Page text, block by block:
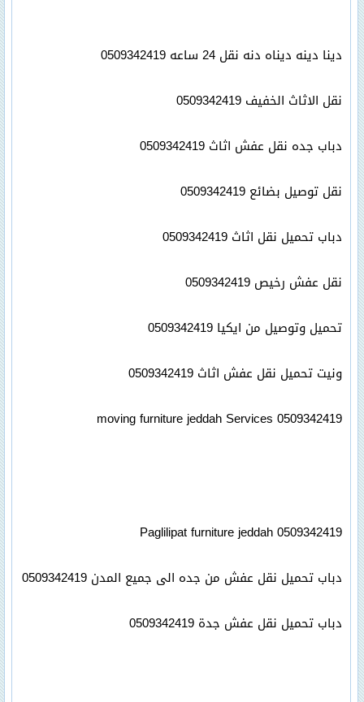
دينا دينه ديناه دنه نقل 24 ساعه 0509342419
نقل الاثاث الخفيف 0509342419
دباب جده نقل عفش اثاث 0509342419
نقل توصيل بضائع 0509342419
دباب تحميل نقل اثاث 0509342419
نقل عفش رخيص 0509342419
تحميل وتوصيل من ايكيا 0509342419
ونيت تحميل نقل عفش اثاث 0509342419
moving furniture jeddah Services 0509342419
Paglilipat furniture jeddah 0509342419
دباب تحميل نقل عفش من جده الى جميع المدن 0509342419
دباب تحميل نقل عفش جدة 0509342419